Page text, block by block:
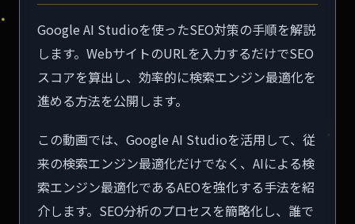
Google AI Studioを使ったSEO対策の手順を解説
します。WebサイトのURLを入力するだけでSEO
スコアを算出し、効率的に検索エンジン最適化を
進める方法を公開します。
この動画では、Google AI Studioを活用して、従
来の検索エンジン最適化だけでなく、AIによる検
索エンジン最適化であるAEOを強化する手法を紹
介します。SEO分析のプロセスを簡略化し、誰で